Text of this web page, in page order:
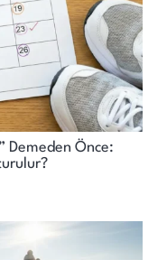
Demeden Önce: